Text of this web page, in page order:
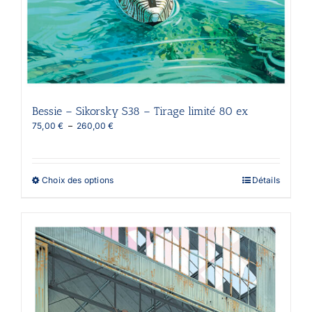
Bessie – Sikorsky S38 – Tirage limité 80 ex
75,00€ – 260,00€Plage
Choix des optionsCe
variations.
Les
options
peuvent
être
choisies
sur
Détails